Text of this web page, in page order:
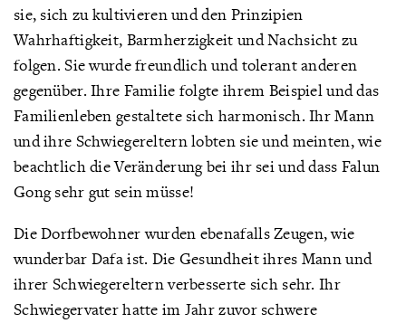
sie, sich zu kultivieren und den Prinzipien
Wahrhaftigkeit, Barmherzigkeit und Nachsicht zu
folgen. Sie wurde freundlich und tolerant anderen
gegenüber. Ihre Familie folgte ihrem Beispiel und das
Familienleben gestaltete sich harmonisch. Ihr Mann
und ihre Schwiegereltern lobten sie und meinten, wie
beachtlich die Veränderung bei ihr sei und dass Falun
Gong sehr gut sein müsse!
Die Dorfbewohner wurden ebenafalls Zeugen, wie
wunderbar Dafa ist. Die Gesundheit ihres Mann und
ihrer Schwiegereltern verbesserte sich sehr. Ihr
Schwiegervater hatte im Jahr zuvor schwere